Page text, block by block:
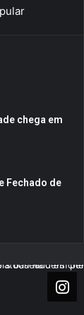
chega em
Fechado de